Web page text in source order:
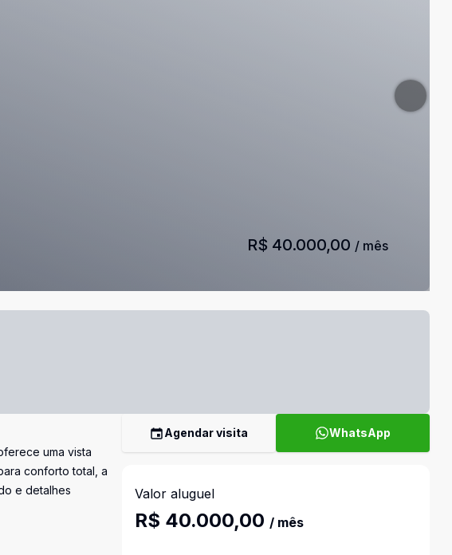
R$ 40.000,00 / mês
uma vista
conforto total, a
e detalhes
Agendar visita WhatsApp
Valor aluguel
R$ 40.000,00 / mês